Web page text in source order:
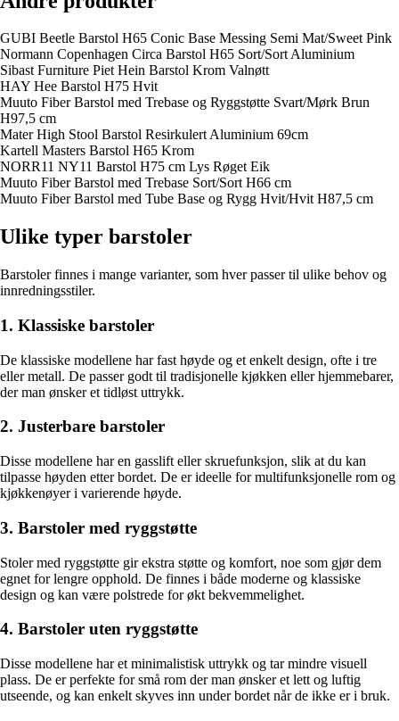
GUBI Beetle Barstol H65 Conic Base Messing Semi Mat/Sweet Pink
Normann Copenhagen Circa Barstol H65 Sort/Sort Aluminium
Sibast Furniture Piet Hein Barstol Krom Valnøtt
HAY Hee Barstol H75 Hvit
Muuto Fiber Barstol med Trebase og Ryggstøtte Svart/Mørk Brun
H97,5 cm
Mater High Stool Barstol Resirkulert Aluminium 69cm
Kartell Masters Barstol H65 Krom
NORR11 NY11 Barstol H75 cm Lys Røget Eik
Muuto Fiber Barstol med Trebase Sort/Sort H66 cm
Muuto Fiber Barstol med Tube Base og Rygg Hvit/Hvit H87,5 cm
Ulike typer barstoler
Barstoler finnes i mange varianter, som hver passer til ulike behov og
innredningsstiler.
1. Klassiske barstoler
De klassiske modellene har fast høyde og et enkelt design, ofte i tre
eller metall. De passer godt til tradisjonelle kjøkken eller hjemmebarer,
der man ønsker et tidløst uttrykk.
2. Justerbare barstoler
Disse modellene har en gasslift eller skruefunksjon, slik at du kan
tilpasse høyden etter bordet. De er ideelle for multifunksjonelle rom og
kjøkkenøyer i varierende høyde.
3. Barstoler med ryggstøtte
Stoler med ryggstøtte gir ekstra støtte og komfort, noe som gjør dem
egnet for lengre opphold. De finnes i både moderne og klassiske
design og kan være polstrede for økt bekvemmelighet.
4. Barstoler uten ryggstøtte
Disse modellene har et minimalistisk uttrykk og tar mindre visuell
plass. De er perfekte for små rom der man ønsker et lett og luftig
utseende, og kan enkelt skyves inn under bordet når de ikke er i bruk.